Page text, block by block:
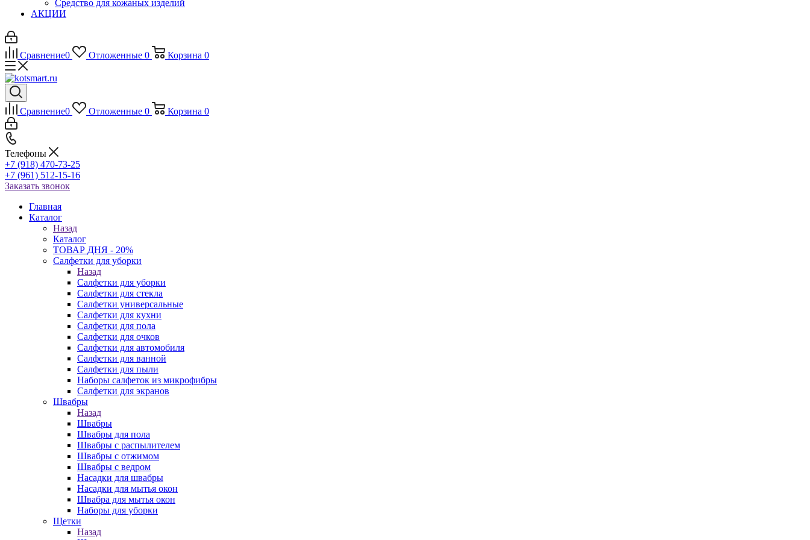
Средство для кожаных изделий
АКЦИИ
Сравнение0 Отложенные 0 Корзина 0
Сравнение0 Отложенные 0 Корзина 0
Телефоны
+7 (918) 470-73-25
+7 (961) 512-15-16
Заказать звонок
Главная
Каталог
Назад
Каталог
ТОВАР ДНЯ - 20%
Салфетки для уборки
Назад
Салфетки для уборки
Салфетки для стекла
Салфетки универсальные
Салфетки для кухни
Салфетки для пола
Салфетки для очков
Салфетки для автомобиля
Салфетки для ванной
Салфетки для пыли
Наборы салфеток из микрофибры
Салфетки для экранов
Швабры
Назад
Швабры
Швабры для пола
Швабры с распылителем
Швабры с отжимом
Швабры с ведром
Насадки для швабры
Насадки для мытья окон
Швабра для мытья окон
Наборы для уборки
Щетки
Назад